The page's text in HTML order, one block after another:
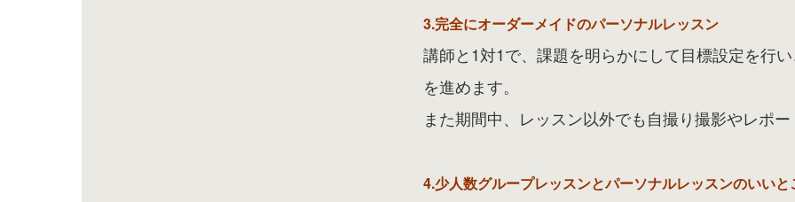
3.完全にオーダーメイドのパーソナルレッスン
講師と1対1で、課題を明らかにして目標設定を行
を進めます。
また期間中、レッスン以外でも自撮り撮影やレポ
4.少人数グループレッスンとパーソナルレッスンのいい